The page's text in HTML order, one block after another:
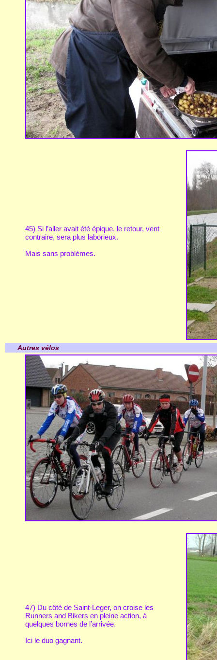
45) Si l’aller avait été épique, le retour, vent
contraire, sera plus laborieux.
Mais sans problèmes.
Autres vélos
47) Du côté de Saint-Leger, on croise les
Runners and Bikers en pleine action, à
quelques bornes de l’arrivée.
Ici le duo gagnant.